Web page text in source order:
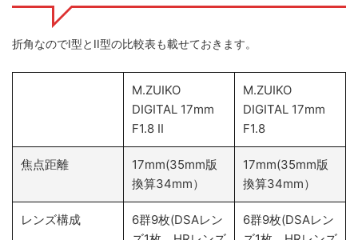
折角なのでI型とII型の比較表も載せておきます。
M.ZUIKO
DIGITAL 17mm
F1.8 II
M.ZUIKO
DIGITAL 17mm
F1.8
焦点距離
17mm(35mm版
換算34mm）
17mm(35mm版
換算34mm）
レンズ構成
6群9枚(DSAレン
6群9枚(DSAレン